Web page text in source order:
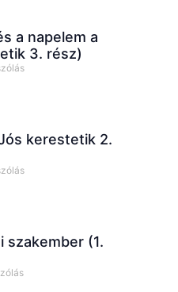
a napelem a
3. rész)
kerestetik 2.
szakember (1.